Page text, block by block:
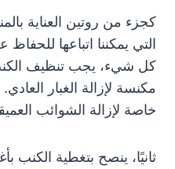
كجزء من روتين العناية
التي يمكننا اتباعها
كل شيء، يجب تنظيف
مكنسة لإزالة الغبار
خاصة لإزالة الشوائب
ثانيًا، ينصح بتغطية الكنب